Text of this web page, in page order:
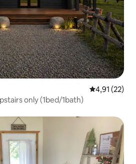
Gemiddelde
4,91 (22)
only (1bed/1bath)